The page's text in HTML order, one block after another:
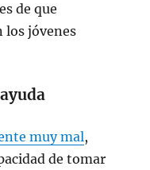
de que
los jóvenes
muy mal,
de tomar